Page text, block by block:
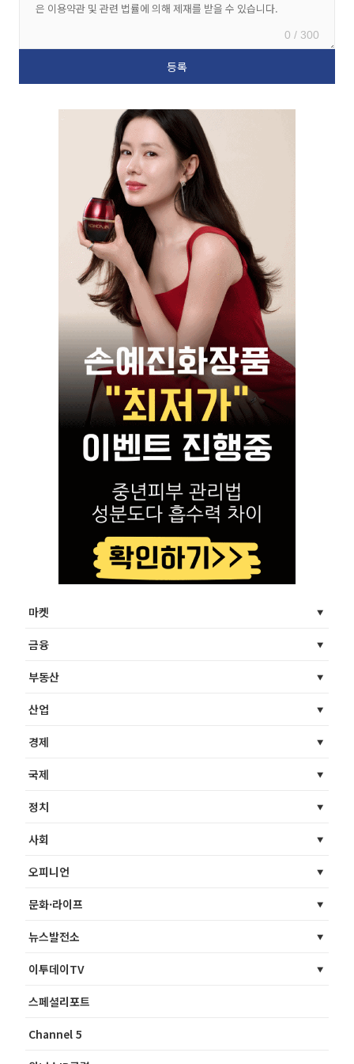
0 / 300
마켓
금융
부동산
산업
경제
국제
정치
사회
오피니언
문화·라이프
뉴스발전소
이투데이TV
스페셜리포트
Channel 5